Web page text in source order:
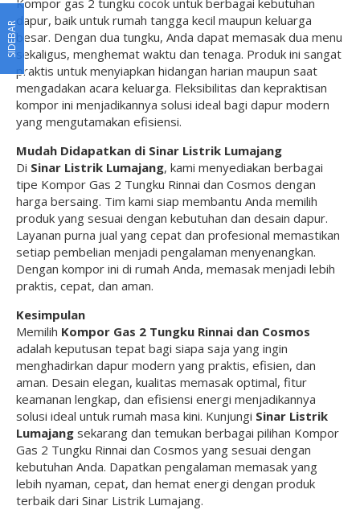
Kompor gas 2 tungku cocok untuk berbagai kebutuhan
dapur, baik untuk rumah tangga kecil maupun keluarga
besar. Dengan dua tungku, Anda dapat memasak dua menu
sekaligus, menghemat waktu dan tenaga. Produk ini sangat
praktis untuk menyiapkan hidangan harian maupun saat
mengadakan acara keluarga. Fleksibilitas dan kepraktisan
kompor ini menjadikannya solusi ideal bagi dapur modern
yang mengutamakan efisiensi.
Mudah Didapatkan di Sinar Listrik Lumajang
Di Sinar Listrik Lumajang, kami menyediakan berbagai
tipe Kompor Gas 2 Tungku Rinnai dan Cosmos dengan
harga bersaing. Tim kami siap membantu Anda memilih
produk yang sesuai dengan kebutuhan dan desain dapur.
Layanan purna jual yang cepat dan profesional memastikan
setiap pembelian menjadi pengalaman menyenangkan.
Dengan kompor ini di rumah Anda, memasak menjadi lebih
praktis, cepat, dan aman.
Kesimpulan
Memilih Kompor Gas 2 Tungku Rinnai dan Cosmos
adalah keputusan tepat bagi siapa saja yang ingin
menghadirkan dapur modern yang praktis, efisien, dan
aman. Desain elegan, kualitas memasak optimal, fitur
keamanan lengkap, dan efisiensi energi menjadikannya
solusi ideal untuk rumah masa kini. Kunjungi Sinar Listrik
Lumajang sekarang dan temukan berbagai pilihan Kompor
Gas 2 Tungku Rinnai dan Cosmos yang sesuai dengan
kebutuhan Anda. Dapatkan pengalaman memasak yang
lebih nyaman, cepat, dan hemat energi dengan produk
terbaik dari Sinar Listrik Lumajang.
SIDEBAR